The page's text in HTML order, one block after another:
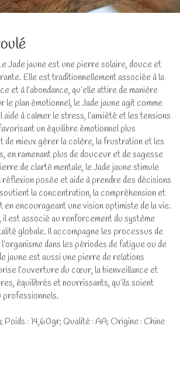
Jade jaune est une pierre solaire, douce et
Elle est traditionnellement associée à la
et à l’abondance, qu’elle attire de manière
le plan émotionnel, le Jade jaune agit comme
aide à calmer le stress, l’anxiété et les tensions
un équilibre émotionnel plus
de mieux gérer la colère, la frustration et les
en ramenant plus de douceur et de sagesse
de clarté mentale, le Jade jaune stimule
réflexion posée et aide à prendre des décisions
la concentration, la compréhension et
en encourageant une vision optimiste de la vie.
il est associé au renforcement du système
globale. Il accompagne les processus de
dans les périodes de fatigue ou de
jaune est aussi une pierre de relations
l’ouverture du cœur, la bienveillance et
équilibrés et nourrissants, qu’ils soient
professionnels.
Poids : 14,60gr; Qualité : AA; Origine : Chine